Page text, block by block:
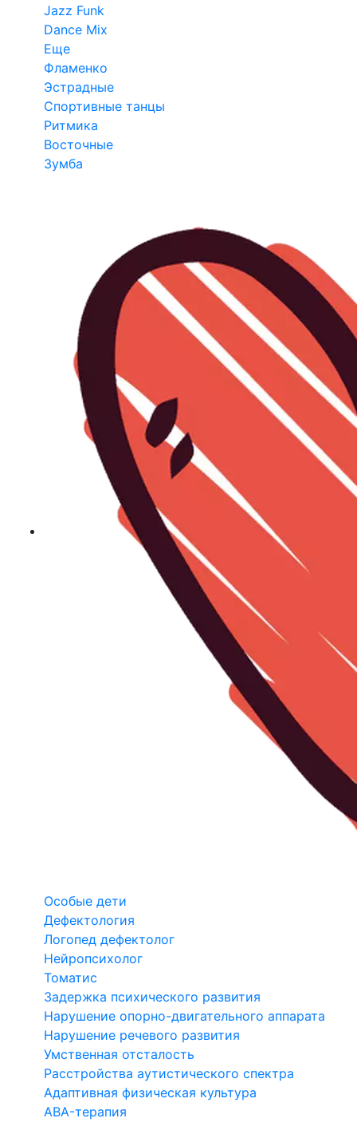
Jazz Funk
Dance Mix
Еще
Фламенко
Эстрадные
Спортивные танцы
Ритмика
Восточные
Зумба
Особые дети
Дефектология
Логопед дефектолог
Нейропсихолог
Томатис
Задержка психического развития
Нарушение опорно-двигательного аппарата
Нарушение речевого развития
Умственная отсталость
Расстройства аутистического спектра
Адаптивная физическая культура
ABA-терапия